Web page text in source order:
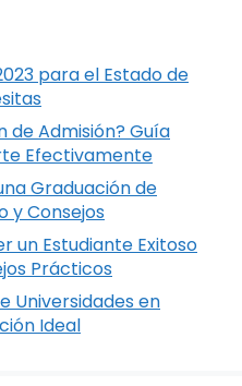
para el Estado de
de Admisión? Guía
Efectivamente
Graduación de
y Consejos
un Estudiante Exitoso
Prácticos
Universidades en
Ideal